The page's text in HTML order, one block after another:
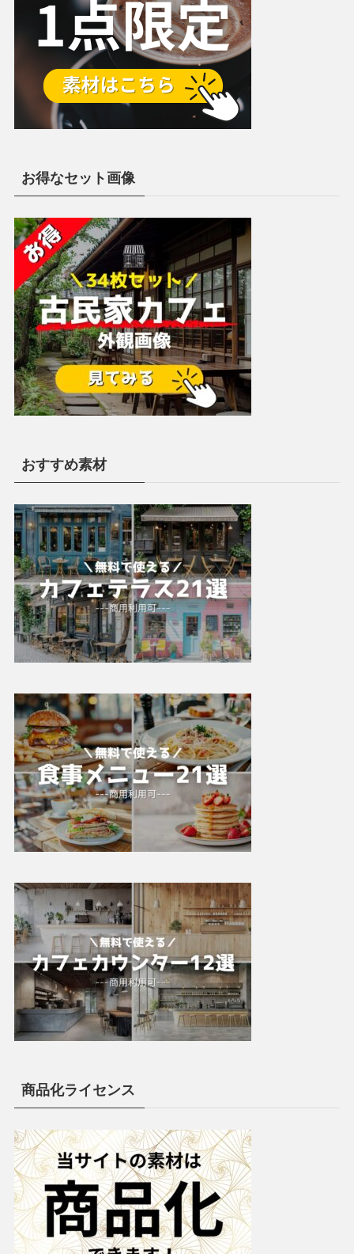
お得なセット画像
おすすめ素材
商品化ライセンス